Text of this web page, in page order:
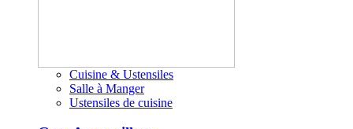
Cuisine & Ustensiles
Salle à Manger
Ustensiles de cuisine